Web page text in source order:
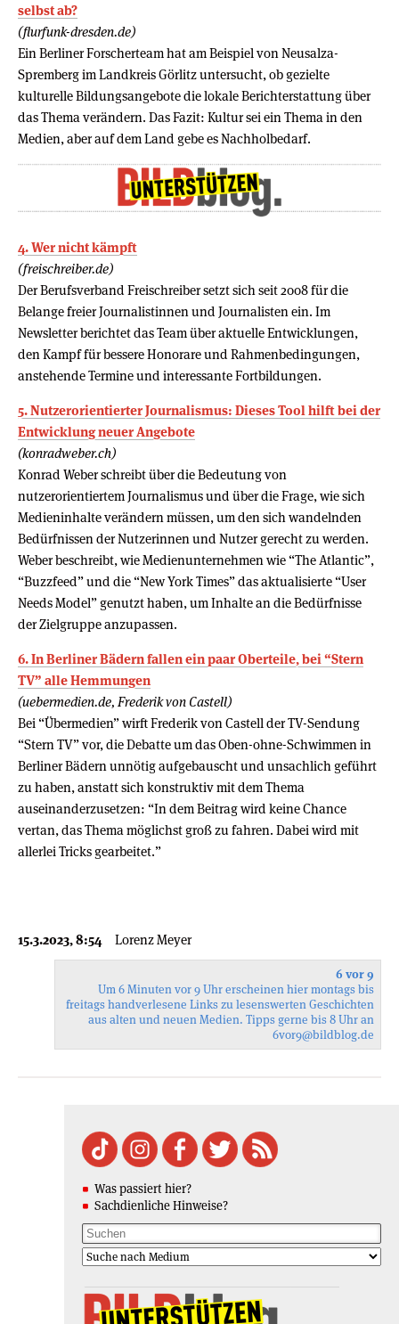
selbst ab?
(flurfunk-dresden.de)
Ein Berliner Forscherteam hat am Beispiel von Neusalza-
Spremberg im Landkreis Görlitz untersucht, ob gezielte
kulturelle Bildungsangebote die lokale Berichterstattung über
das Thema verändern. Das Fazit: Kultur sei ein Thema in den
Medien, aber auf dem Land gebe es Nachholbedarf.
4. Wer nicht kämpft
(freischreiber.de)
Der Berufsverband Freischreiber setzt sich seit 2008 für die
Belange freier Journalistinnen und Journalisten ein. Im
Newsletter berichtet das Team über aktuelle Entwicklungen,
den Kampf für bessere Honorare und Rahmenbedingungen,
anstehende Termine und interessante Fortbildungen.
5. Nutzerorientierter Journalismus: Dieses Tool hilft bei der
Entwicklung neuer Angebote
(konradweber.ch)
Konrad Weber schreibt über die Bedeutung von
nutzerorientiertem Journalismus und über die Frage, wie sich
Medieninhalte verändern müssen, um den sich wandelnden
Bedürfnissen der Nutzerinnen und Nutzer gerecht zu werden.
Weber beschreibt, wie Medienunternehmen wie “The Atlantic”,
“Buzzfeed” und die “New York Times” das aktualisierte “User
Needs Model” genutzt haben, um Inhalte an die Bedürfnisse
der Zielgruppe anzupassen.
6. In Berliner Bädern fallen ein paar Oberteile, bei “Stern
TV” alle Hemmungen
(uebermedien.de, Frederik von Castell)
Bei “Übermedien” wirft Frederik von Castell der TV-Sendung
“Stern TV” vor, die Debatte um das Oben-ohne-Schwimmen in
Berliner Bädern unnötig aufgebauscht und unsachlich geführt
zu haben, anstatt sich konstruktiv mit dem Thema
auseinanderzusetzen: “In dem Beitrag wird keine Chance
vertan, das Thema möglichst groß zu fahren. Dabei wird mit
allerlei Tricks gearbeitet.”
15.3.2023, 8:54 Lorenz Meyer
6 vor 9
Um 6 Minuten vor 9 Uhr erscheinen hier montags bis
freitags handverlesene Links zu lesenswerten Geschichten
aus alten und neuen Medien. Tipps gerne bis 8 Uhr an
6vor9@bildblog.de
Was passiert hier?
Sachdienliche Hinweise?